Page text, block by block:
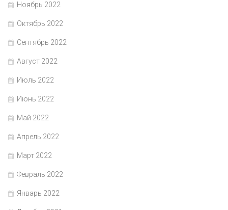
Ноябрь 2022
Октябрь 2022
Сентябрь 2022
Август 2022
Июль 2022
Июнь 2022
Май 2022
Апрель 2022
Март 2022
Февраль 2022
Январь 2022